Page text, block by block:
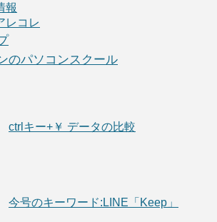
報
レコレ
のパソコンスクール
ctrlキー+￥ データの比較
今号のキーワード:LINE「Keep」